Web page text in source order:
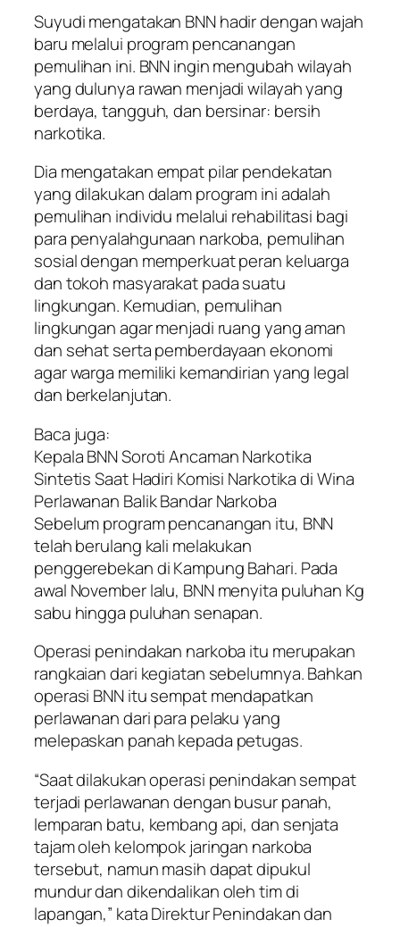
Suyudi mengatakan BNN hadir dengan wajah
baru melalui program pencanangan
pemulihan ini. BNN ingin mengubah wilayah
yang dulunya rawan menjadi wilayah yang
berdaya, tangguh, dan bersinar: bersih
narkotika.
Dia mengatakan empat pilar pendekatan
yang dilakukan dalam program ini adalah
pemulihan individu melalui rehabilitasi bagi
para penyalahgunaan narkoba, pemulihan
sosial dengan memperkuat peran keluarga
dan tokoh masyarakat pada suatu
lingkungan. Kemudian, pemulihan
lingkungan agar menjadi ruang yang aman
dan sehat serta pemberdayaan ekonomi
agar warga memiliki kemandirian yang legal
dan berkelanjutan.
Baca juga:
Kepala BNN Soroti Ancaman Narkotika
Sintetis Saat Hadiri Komisi Narkotika di Wina
Perlawanan Balik Bandar Narkoba
Sebelum program pencanangan itu, BNN
telah berulang kali melakukan
penggerebekan di Kampung Bahari. Pada
awal November lalu, BNN menyita puluhan Kg
sabu hingga puluhan senapan.
Operasi penindakan narkoba itu merupakan
rangkaian dari kegiatan sebelumnya. Bahkan
operasi BNN itu sempat mendapatkan
perlawanan dari para pelaku yang
melepaskan panah kepada petugas.
“Saat dilakukan operasi penindakan sempat
terjadi perlawanan dengan busur panah,
lemparan batu, kembang api, dan senjata
tajam oleh kelompok jaringan narkoba
tersebut, namun masih dapat dipukul
mundur dan dikendalikan oleh tim di
lapangan,” kata Direktur Penindakan dan